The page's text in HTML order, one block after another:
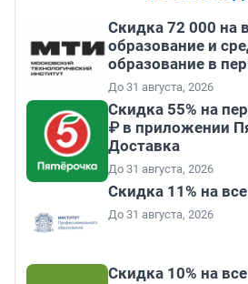
Скидка 72 000 на
образование и
образование в
До 31 августа, 2026
Скидка 55% на
₽ в приложении
Доставка
До 31 августа, 2026
Скидка 11% на
До 31 августа, 2026
Скидка 10% на